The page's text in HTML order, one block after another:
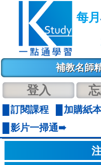
每月
補教名師
登入
訂閱課程 加購紙
影片一掃通➠